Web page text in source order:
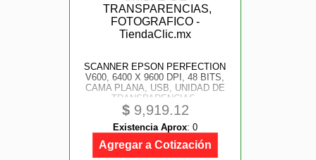
SCANNER EPSON PERFECTION
V600, 6400 X 9600 DPI, 48 BITS,
CAMA PLANA, USB, UNIDAD DE
TRANSPARENCIAS,
FOTOGRAFICO
$9,919.12
Existencia Aprox: 0
Agregar a Cotización